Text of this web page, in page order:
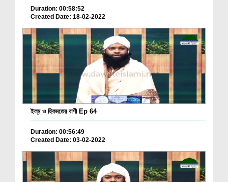
Duration: 00:58:52
Created Date: 18-02-2022
ইল্‌ম ও হিকমতের বাণী Ep 64
Duration: 00:56:49
Created Date: 03-02-2022